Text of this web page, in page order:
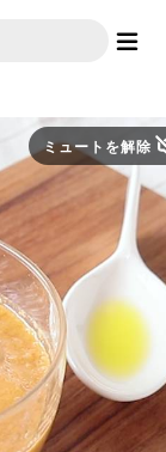
ミュートを解除